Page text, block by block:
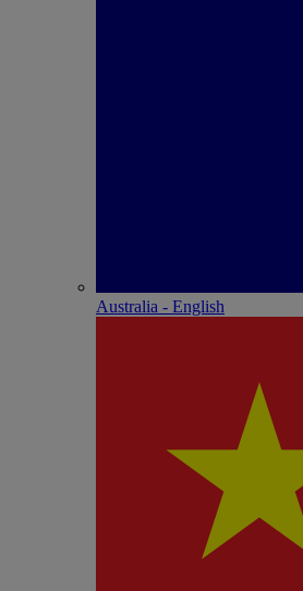
Australia - English